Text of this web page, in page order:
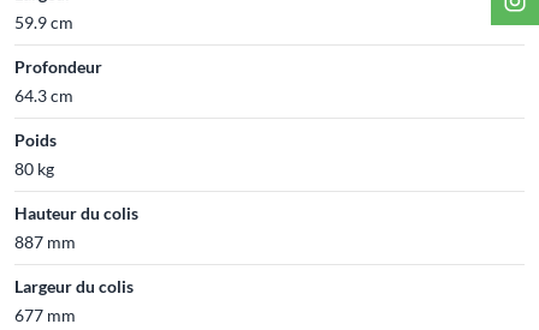
59.9 cm
Profondeur
64.3 cm
Poids
80 kg
Hauteur du colis
887 mm
Largeur du colis
677 mm